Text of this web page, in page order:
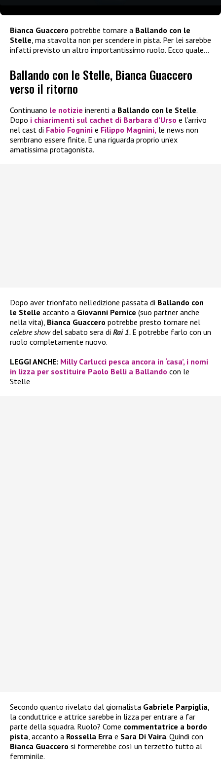
Bianca Guaccero potrebbe tornare a Ballando con le
Stelle , ma stavolta non per scendere in pista. Per lei sarebbe
infatti previsto un altro importantissimo ruolo. Ecco quale…
Ballando con le Stelle, Bianca Guaccero
verso il ritorno
Continuano le notizie inerenti a Ballando con le Stelle.
Dopo i chiarimenti sul cachet di Barbara d’Urso e l’arrivo
nel cast di Fabio Fognini e Filippo Magnini, le news non
sembrano essere finite. E una riguarda proprio un’ex
amatissima protagonista.
Dopo aver trionfato nell’edizione passata di Ballando con
le Stelle accanto a Giovanni Pernice (suo partner anche
nella vita), Bianca Guaccero potrebbe presto tornare nel
celebre showdel sabato sera di Rai 1. E potrebbe farlo con un
ruolo completamente nuovo.
LEGGI ANCHE: Milly Carlucci pesca ancora in ‘casa’, i nomi
in lizza per sostituire Paolo Belli a Ballando con le
Stelle
Secondo quanto rivelato dal giornalista Gabriele Parpiglia,
la conduttrice e attrice sarebbe in lizza per entrare a far
parte della squadra. Ruolo? Come commentatrice a bordo
pista, accanto a Rossella Erra e Sara Di Vaira. Quindi con
Bianca Guaccero si formerebbe così un terzetto tutto al
femminile.